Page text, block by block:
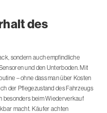
des
sondern auch empfindliche
und den Unterboden. Mit
– ohne dass man über Kosten
der Pflegezustand des Fahrzeugs
besonders beim Wiederverkauf
macht. Käufer achten